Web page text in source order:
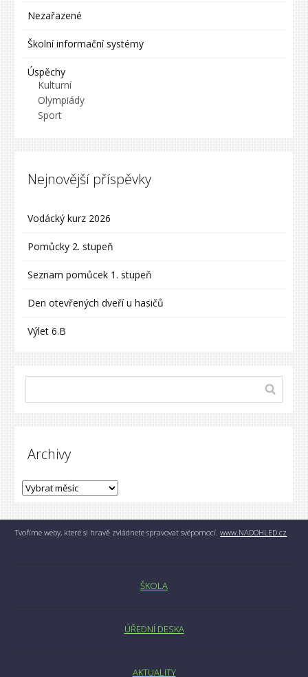
Nezařazené
Školní informační systémy
Úspěchy
Kulturní
Olympiády
Sport
Nejnovější příspěvky
Vodácký kurz 2026
Pomůcky 2. stupeň
Seznam pomůcek 1. stupeň
Den otevřených dveří u hasičů
Výlet 6.B
Archivy
Tvoříme weby, které si hravě zvládnete spravovat svépomocí.www.NADOHLED.cz
ŠKOLA
ÚŘEDNÍ DESKA
AKTUALITY